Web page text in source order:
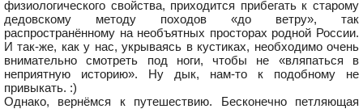
физиологического свойства, приходится прибегать к старому
дедовскому методу походов «до ветру», так
распространённому на необъятных просторах родной России.
И так-же, как у нас, укрываясь в кустиках, необходимо очень
внимательно смотреть под ноги, чтобы не «вляпаться в
неприятную историю». Ну дык, нам-то к подобному не
привыкать. :)
Однако, вернёмся к путешествию. Бесконечно петляющая